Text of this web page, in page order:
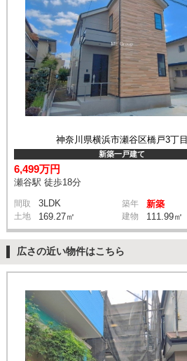
神奈川県横浜市瀬谷区橋戸3丁目
新築一戸建て
6,499万円
瀬谷駅 徒歩18分
間取 3LDK 築年 新築
土地 169.27㎡ 建物 111.99㎡
広さの近い物件はこちら